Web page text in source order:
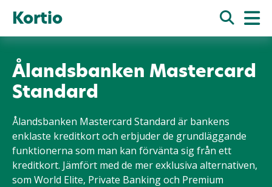
Kortio
Ålandsbanken Mastercard
Standard
Ålandsbanken Mastercard Standard är bankens
enklaste kreditkort och erbjuder de grundläggande
funktionerna som man kan förvänta sig från ett
kreditkort. Jämfört med de mer exklusiva alternativen,
som World Elite, Private Banking och Premium